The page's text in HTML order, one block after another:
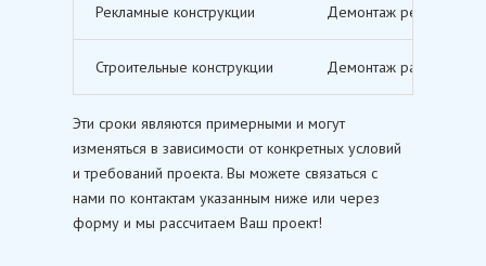
Рекламные конструкции Демонтаж рекламных
Строительные конструкции Демонтаж различных
Эти сроки являются примерными и могут
изменяться в зависимости от конкретных условий
и требований проекта. Вы можете связаться с
нами по контактам указанным ниже или через
форму и мы рассчитаем Ваш проект!